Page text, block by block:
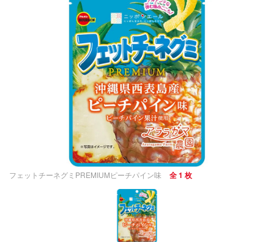
フェットチーネグミPREMIUMピーチパイン味 全 1 枚